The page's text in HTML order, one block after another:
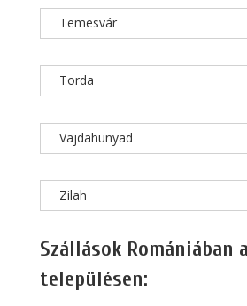
Temesvár
Torda
Vajdahunyad
Zilah
Szállások Romániában
településen: